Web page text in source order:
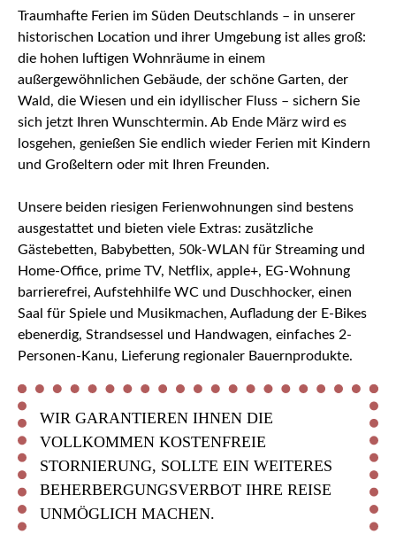
Traumhafte Ferien im Süden Deutschlands – in unserer
historischen Location und ihrer Umgebung ist alles groß:
die hohen luftigen Wohnräume in einem
außergewöhnlichen Gebäude, der schöne Garten, der
Wald, die Wiesen und ein idyllischer Fluss – sichern Sie
sich jetzt Ihren Wunschtermin. Ab Ende März wird es
losgehen, genießen Sie endlich wieder Ferien mit Kindern
und Großeltern oder mit Ihren Freunden.
Unsere beiden riesigen Ferienwohnungen sind bestens
ausgestattet und bieten viele Extras: zusätzliche
Gästebetten, Babybetten, 50k-WLAN für Streaming und
Home-Office, prime TV, Netflix, apple+, EG-Wohnung
barrierefrei, Aufstehhilfe WC und Duschhocker, einen
Saal für Spiele und Musikmachen, Aufladung der E-Bikes
ebenerdig, Strandsessel und Handwagen, einfaches 2-
Personen-Kanu, Lieferung regionaler Bauernprodukte.
WIR GARANTIEREN IHNEN DIE
VOLLKOMMEN KOSTENFREIE
STORNIERUNG, SOLLTE EIN WEITERES
BEHERBERGUNGSVERBOT IHRE REISE
UNMÖGLICH MACHEN.